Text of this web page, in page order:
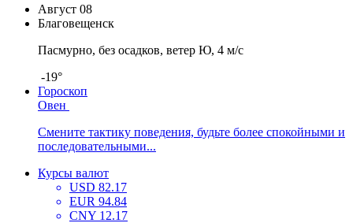
Август 08
Благовещенск
Пасмурно, без осадков, ветер Ю, 4 м/с
-19°
Гороскоп
Овен
Смените тактику поведения, будьте более спокойными и
последовательными...
Курсы валют
USD 82.17
EUR 94.84
CNY 12.17